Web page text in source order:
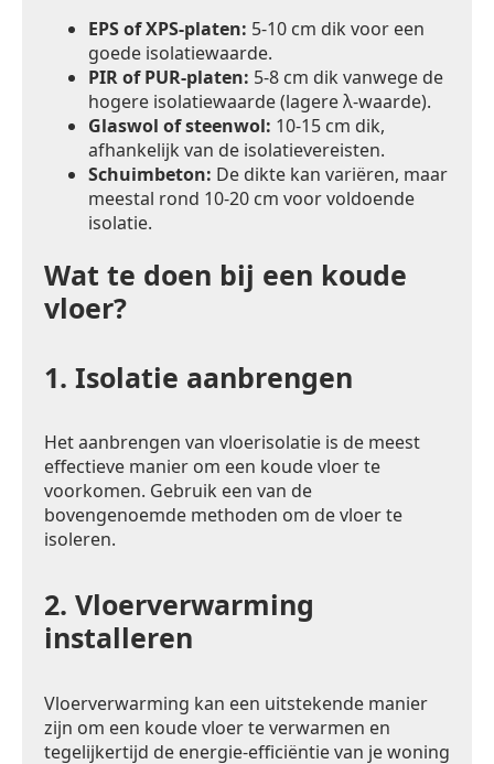
EPS of XPS-platen: 5-10 cm dik voor een
goede isolatiewaarde.
PIR of PUR-platen: 5-8 cm dik vanwege de
hogere isolatiewaarde (lagere λ-waarde).
Glaswol of steenwol: 10-15 cm dik,
afhankelijk van de isolatievereisten.
Schuimbeton: De dikte kan variëren, maar
meestal rond 10-20 cm voor voldoende
isolatie.
Wat te doen bij een koude
vloer?
1. Isolatie aanbrengen
Het aanbrengen van vloerisolatie is de meest
effectieve manier om een koude vloer te
voorkomen. Gebruik een van de
bovengenoemde methoden om de vloer te
isoleren.
2. Vloerverwarming
installeren
Vloerverwarming kan een uitstekende manier
zijn om een koude vloer te verwarmen en
tegelijkertijd de energie-efficiëntie van je woning